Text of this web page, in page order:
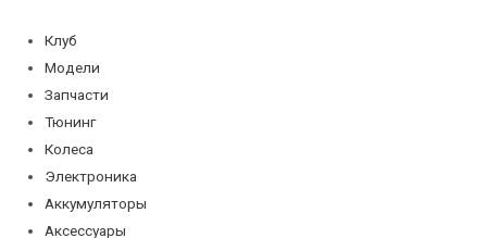
содержимому
Клуб
Модели
Запчасти
Тюнинг
Колеса
Электроника
Аккумуляторы
Аксессуары